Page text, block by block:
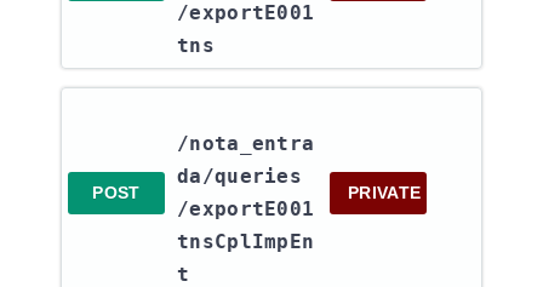
/exportE001
tns
POST
/nota_entra
da​/queries​
/exportE001
tnsCplImpEn
t
PRIVATE